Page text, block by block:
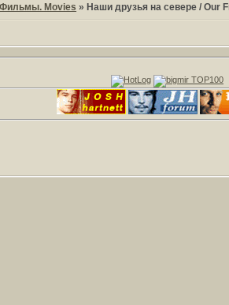
Фильмы. Movies » Наши друзья на севере / Our